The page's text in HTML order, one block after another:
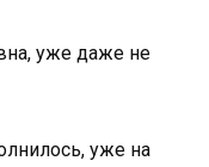
уже даже не
уже на